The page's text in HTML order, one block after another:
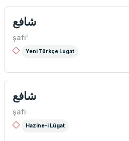
شافع
şafi'
Yeni Türkçe Lugat
شافع
şafi
Hazine-i Lûgat